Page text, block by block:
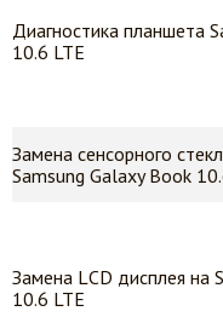
Диагностика планшета
10.6 LTE
Замена сенсорного
Samsung Galaxy Book
Замена LСD дисплея на
10.6 LTE